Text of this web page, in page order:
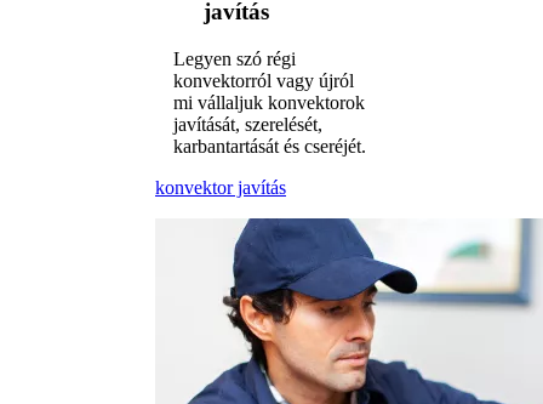
javítás
Legyen szó régi
konvektorról vagy újról
mi vállaljuk konvektorok
javítását, szerelését,
karbantartását és cseréjét.
konvektor javítás